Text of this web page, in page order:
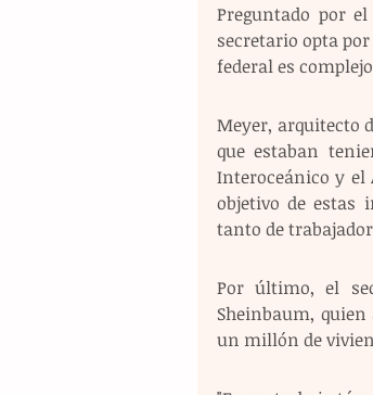
Preguntado por
secretario opta
federal es
Meyer, arquitecto
que estaban
Interoceánico y el
objetivo de estas
tanto de
Por último, el
Sheinbaum,
un millón de